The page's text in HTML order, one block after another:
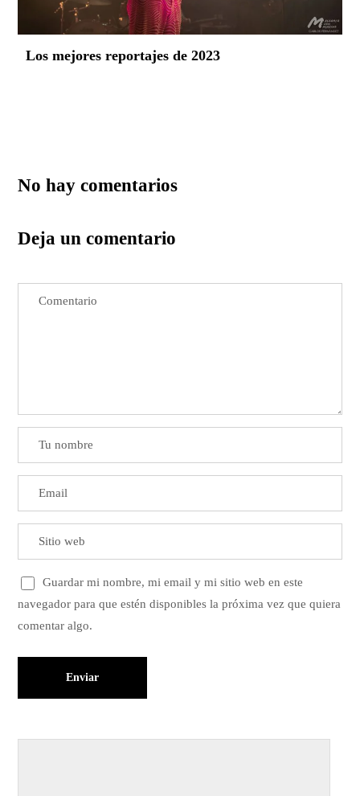
Los mejores reportajes de 2023
No hay comentarios
Deja un comentario
Guardar mi nombre, mi email y mi sitio web en este
navegador para que estén disponibles la próxima vez que quiera
comentar algo.